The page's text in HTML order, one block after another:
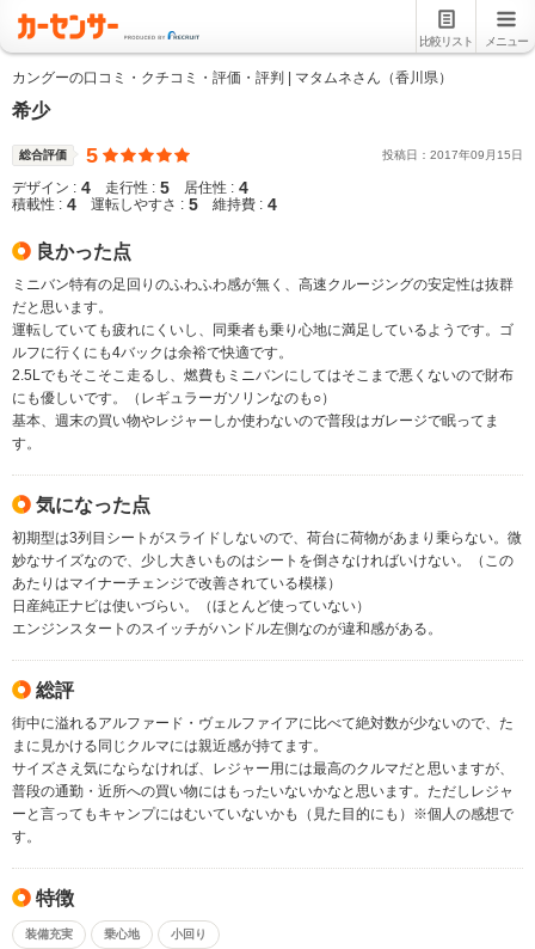
比較リスト メニュー
カングーの口コミ・クチコミ・評価・評判 | マタムネさん（香川県）
希少
総合評価 5 投稿日： 2017年09 月 15日
デザイン : 4 走行性 : 5 居住性 : 4
積載性 : 4 運転しやすさ : 5 維持費 : 4
良かった点
ミニバン特有の足回りのふわふわ感が無く、高速クルージングの安定性は抜群
だと思います。
運転していても疲れにくいし、同乗者も乗り心地に満足しているようです。ゴ
ルフに行くにも4バックは余裕で快適です。
2.5Lでもそこそこ走るし、燃費もミニバンにしてはそこまで悪くないので財布
にも優しいです。（レギュラーガソリンなのも○）
基本、週末の買い物やレジャーしか使わないので普段はガレージで眠ってま
す。
気になった点
初期型は3列目シートがスライドしないので、荷台に荷物があまり乗らない。微
妙なサイズなので、少し大きいものはシートを倒さなければいけない。（この
あたりはマイナーチェンジで改善されている模様）
日産純正ナビは使いづらい。（ほとんど使っていない）
エンジンスタートのスイッチがハンドル左側なのが違和感がある。
総評
街中に溢れるアルファード・ヴェルファイアに比べて絶対数が少ないので、た
まに見かける同じクルマには親近感が持てます。
サイズさえ気にならなければ、レジャー用には最高のクルマだと思いますが、
普段の通勤・近所への買い物にはもったいないかなと思います。ただしレジャ
ーと言ってもキャンプにはむいていないかも（見た目的にも）※個人の感想で
す。
特徴
装備充実 乗心地 小回り